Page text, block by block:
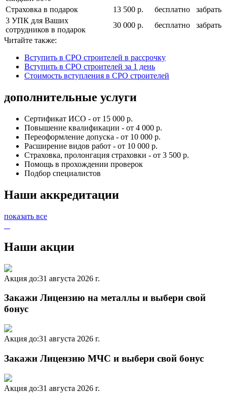
Страховка в подарок
13 500 р. бесплатно
забрать
3 УПК для Ваших
сотрудников в подарок
30 000 р. бесплатно
забрать
Читайте также:
Вступить в СРО строителей в рассрочку
Вступить в СРО строителей за 1 день
Стоимость вступления в СРО строителей
дополнительные услуги
Сертификат ИСО - от 15 000 р.
Повышение квалификации - от 4 000 р.
Переоформление допуска - от 10 000 р.
Расширение видов работ - от 10 000 р.
Страховка, пролонгация страховки - от 3 500 р.
Помощь в прохождении проверок
Подбор специалистов
Наши аккредитации
показать все
Наши акции
Акция до:31 августа 2026 г.
Закажи Лицензию на металлы и выбери свой
бонус
Акция до:31 августа 2026 г.
Закажи Лицензию МЧС и выбери свой бонус
Акция до:31 августа 2026 г.